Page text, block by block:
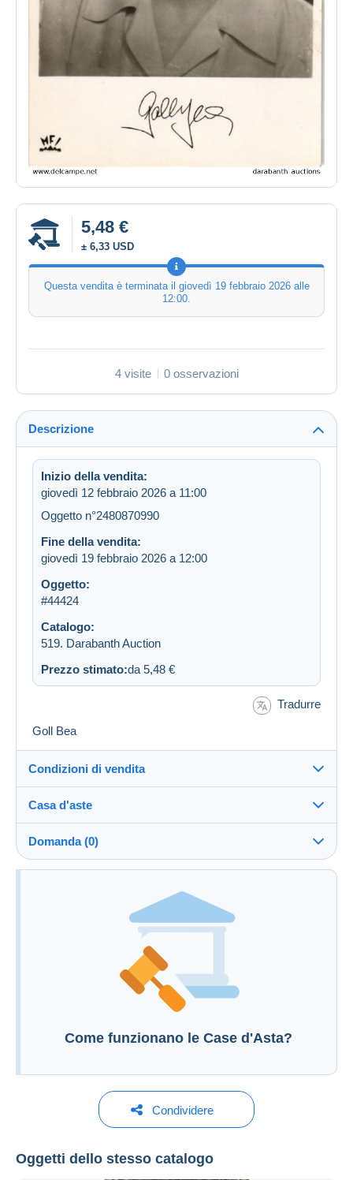
5,48 €
± 6,33 USD
Questa vendita è terminata il giovedì 19 febbraio 2026 alle
12:00.
4 visite 0 osservazioni
Descrizione
Inizio della vendita:
giovedì 12 febbraio 2026 a 11:00
Oggetto n°2480870990
Fine della vendita:
giovedì 19 febbraio 2026 a 12:00
Oggetto:
#44424
Catalogo:
519. Darabanth Auction
Prezzo stimato:da 5,48 €
Tradurre
Goll Bea
Condizioni di vendita
Informazioni aggiuntive alle condizioni di vendita
Casa d'aste
Domanda (0)
Per inviare una domanda devi aprire una
Aprire una sessione
Come funzionano le Case d'Asta?
Condividere
Oggetti dello stesso catalogo